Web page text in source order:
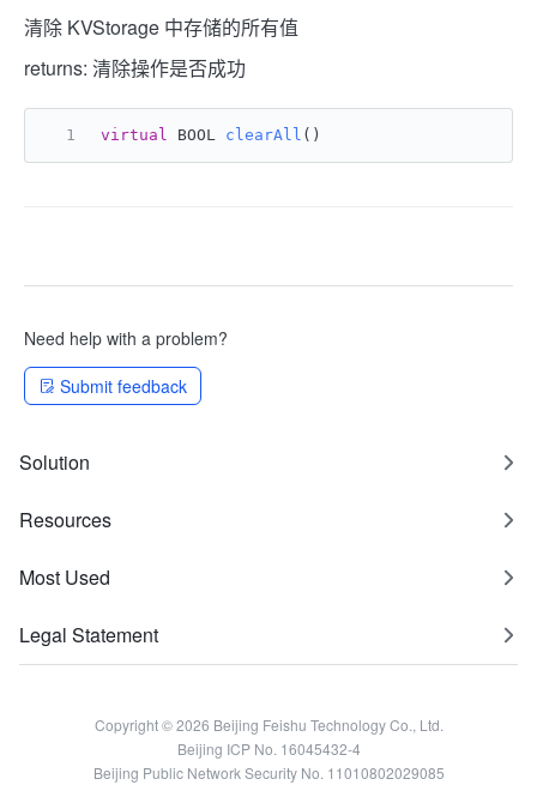
清除 KVStorage 中存储的所有值
returns: 清除操作是否成功
virtual BOOL clearAll ()
Need help with a problem?
Submit feedback
Solution
Resources
Most Used
Legal Statement
Copyright © 2026 Beijing Feishu Technology Co., Ltd.
Beijing ICP No. 16045432-4
Beijing Public Network Security No. 11010802029085